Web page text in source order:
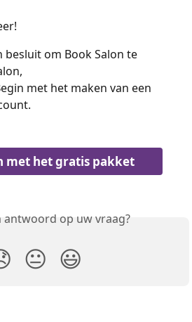
om Book Salon te
met het maken van een
met het gratis pakket
antwoord op uw vraag?
😐 😃